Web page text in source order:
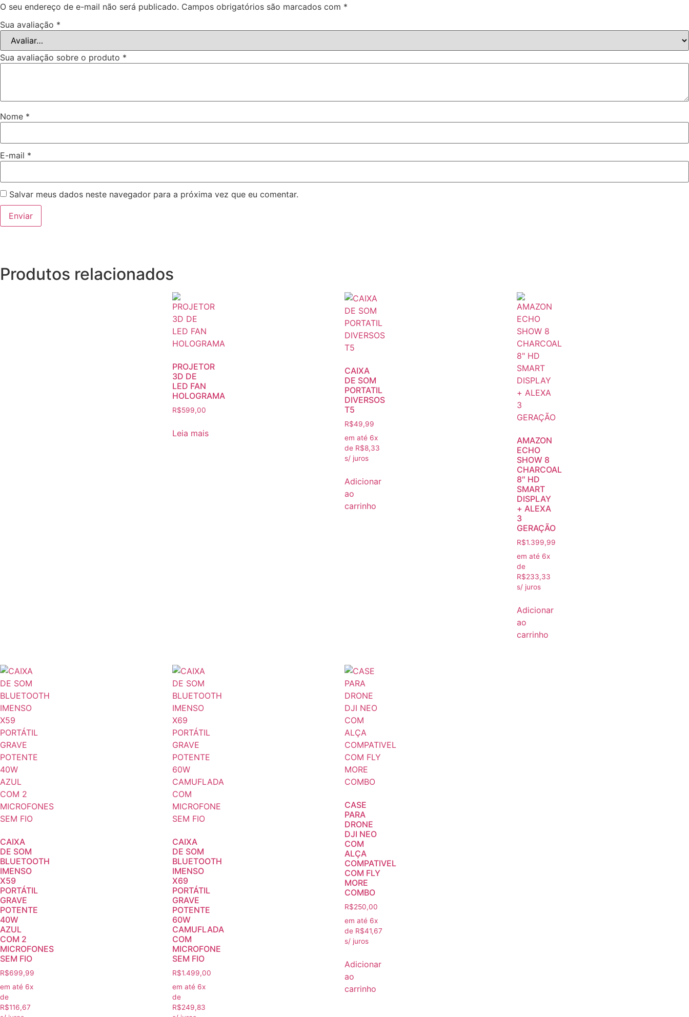
O seu endereço de e-mail não será publicado. Campos obrigatórios são marcados com *
Sua avaliação *
Sua avaliação sobre o produto *
Nome *
E-mail *
Salvar meus dados neste navegador para a próxima vez que eu comentar.
Produtos relacionados
PROJETOR
3D DE
LED FAN
HOLOGRAMA
R$599,00
Leia mais
CAIXA
DE SOM
PORTATIL
DIVERSOS
T5
R$49,99
em até 6x
de R$8,33
s/ juros
Adicionar
ao
carrinho
AMAZON
ECHO
SHOW 8
CHARCOAL
8″ HD
SMART
DISPLAY
+ ALEXA
3
GERAÇÃO
R$1.399,99
em até 6x
de
R$233,33
s/ juros
Adicionar
ao
carrinho
CAIXA
DE SOM
BLUETOOTH
IMENSO
X59
PORTÁTIL
GRAVE
POTENTE
40W
AZUL
COM 2
MICROFONES
SEM FIO
R$699,99
em até 6x
de
R$116,67
CAIXA
DE SOM
BLUETOOTH
IMENSO
X69
PORTÁTIL
GRAVE
POTENTE
60W
CAMUFLADA
COM
MICROFONE
SEM FIO
R$1.499,00
em até 6x
de
R$249,83
CASE
PARA
DRONE
DJI NEO
COM
ALÇA
COMPATIVEL
COM FLY
MORE
COMBO
R$250,00
em até 6x
de R$41,67
s/ juros
Adicionar
ao
carrinho